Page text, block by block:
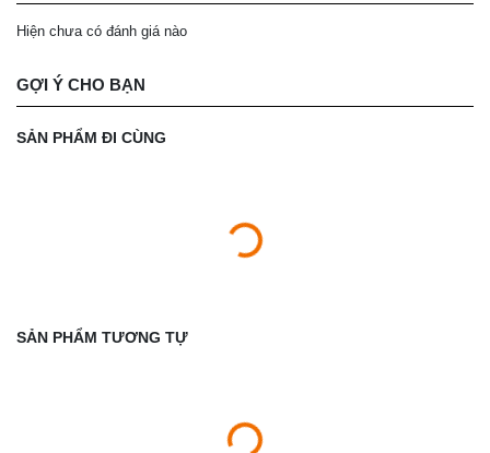
Hiện chưa có đánh giá nào
GỢI Ý CHO BẠN
SẢN PHẨM ĐI CÙNG
SẢN PHẨM TƯƠNG TỰ